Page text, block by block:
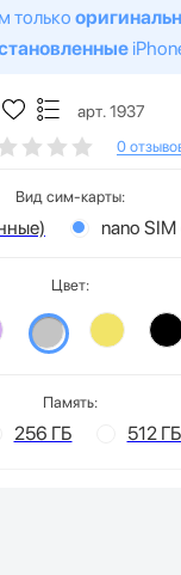
только
арт. 1937
0
Вид сим-карты:
nano
Цвет:
Память:
256 ГБ 512 ГБ